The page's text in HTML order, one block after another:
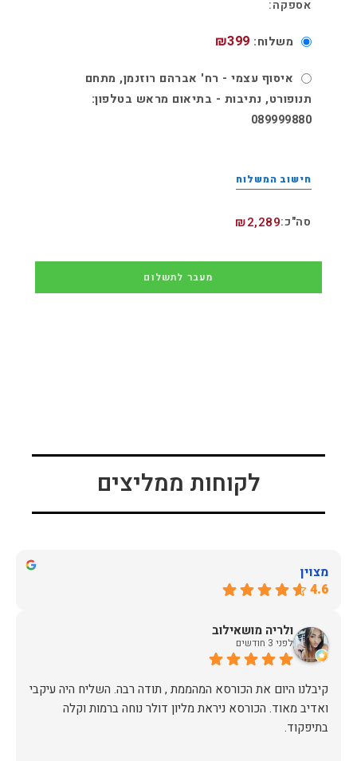
משלוח: ₪399
איסוף עצמי​ - רח' אברהם רוזנמן, מתחם
תנופורט, נתיבות - בתיאום מראש בטלפון:
089999880
חישוב המשלוח
₪2,289
מעבר לתשלום
לקוחות ממליצים
מצוין
4.6
ולריה מושאילוב
לפני 3 חודשים
קיבלנו היום את הכורסא המהממת , תודה רבה. השליח היה עיקבי
ואדיב מאוד. הכורסא ניראת מליון דולר נוחה ברמות וקלה
בתיפקוד.